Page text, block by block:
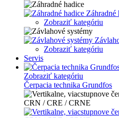
Záhradné
Zobraziť kategóriu
Zobraziť kategóriu
Servis
Zobraziť kategóriu
Čerpacia technika Grundfos